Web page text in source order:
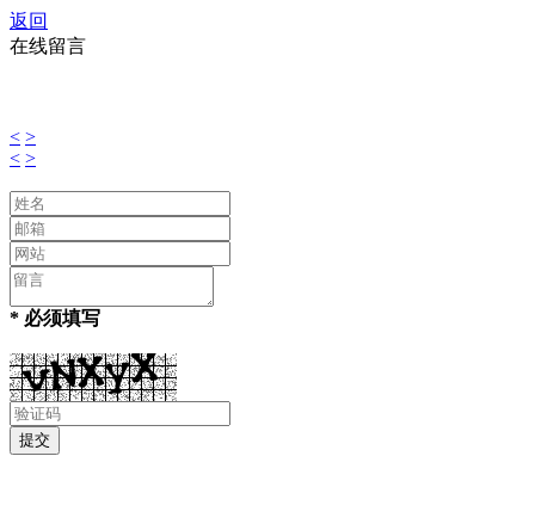
返回
在线留言
< >
< >
* 必须填写